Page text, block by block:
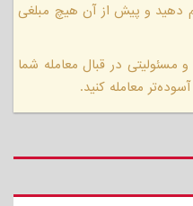
دهید و پیش از آن هیچ مبلغی
در قبال معامله شما
آسوده‌تر معامله کنید.